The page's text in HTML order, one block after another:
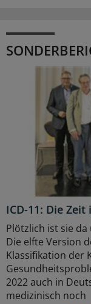
ICD-11: Die
Plötzlich ist sie
Die elfte Version
Klassifikation der
2022 auch in
medizinisch noch